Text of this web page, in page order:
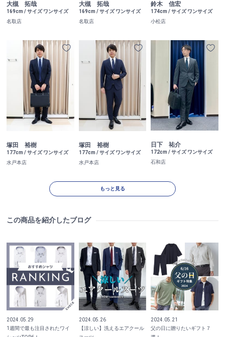
大槻 拓哉
169cm / サイズ ワンサイズ
名取店
大槻 拓哉
169cm / サイズ ワンサイズ
名取店
鈴木 信宏
174cm / サイズ ワンサイズ
小松店
塚田 裕樹
177cm / サイズ ワンサイズ
水戸本店
塚田 裕樹
177cm / サイズ ワンサイズ
水戸本店
日下 祐介
172cm / サイズ ワンサイズ
石和店
もっと見る
この商品を紹介したブログ
2024.05.29
1週間で最も注目されたワイ
2024.05.26
【涼しい】洗えるエアクール
2024.05.21
父の日に贈りたいギフト７